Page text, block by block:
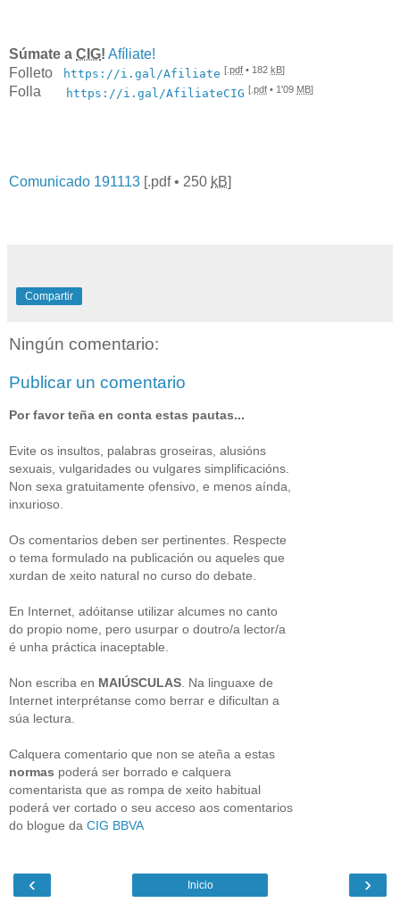
Súmate a CIG! Afíliate!
Folleto
https://i.gal/Afiliate [. pdf • 182 kB]
Folla https://i.gal/AfiliateCIG [. pdf • 1'09 MB]
Comunicado 191113 [.pdf• 250 kB]
Compartir
Ningún comentario:
Publicar un comentario
Por favor teña en conta estas pautas...
Evite os insultos, palabras groseiras, alusións
sexuais, vulgaridades ou vulgares simplificacións.
Non sexa gratuitamente ofensivo, e menos aínda,
inxurioso.
Os comentarios deben ser pertinentes. Respecte
o tema formulado na publicación ou aqueles que
xurdan de xeito natural no curso do debate.
En Internet, adóitanse utilizar alcumes no canto
do propio nome, pero usurpar o doutro/a lector/a
é unha práctica inaceptable.
Non escriba en MAIÚSCULAS . Na linguaxe de
Internet interprétanse como berrar e dificultan a
súa lectura.
Calquera comentario que non se ateña a estas
normas poderá ser borrado e calquera
comentarista que as rompa de xeito habitual
poderá ver cortado o seu acceso aos comentarios
do blogue da CIG BBVA
‹ ›
Inicio